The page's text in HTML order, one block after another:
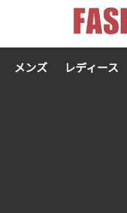
メンズ レディース